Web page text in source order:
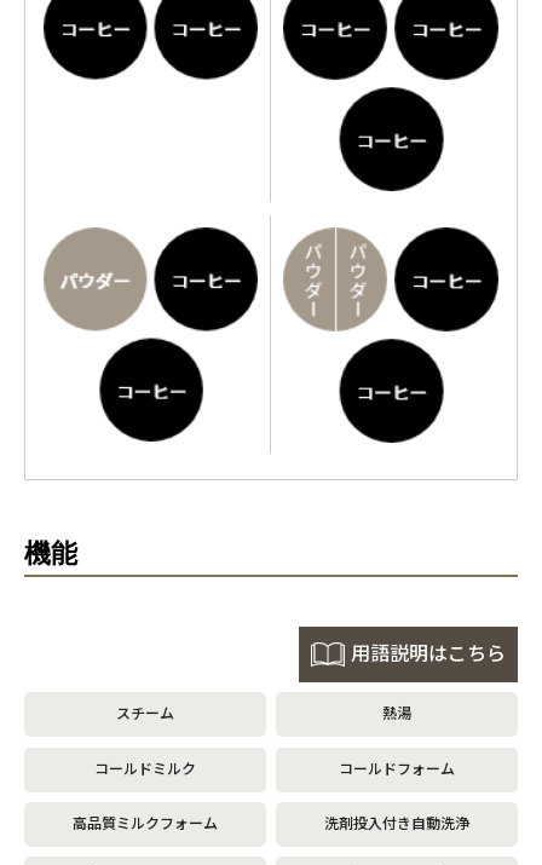
機能
用語説明はこちら
スチーム 熱湯
コールドミルク コールドフォーム
高品質ミルクフォーム 洗剤投入付き自動洗浄